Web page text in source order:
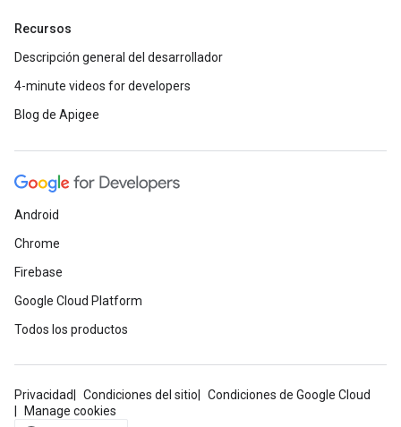
Recursos
Descripción general del desarrollador
4-minute videos for developers
Blog de Apigee
Android
Chrome
Firebase
Google Cloud Platform
Todos los productos
Privacidad Condiciones del sitio
Condiciones de Google Cloud
Manage cookies